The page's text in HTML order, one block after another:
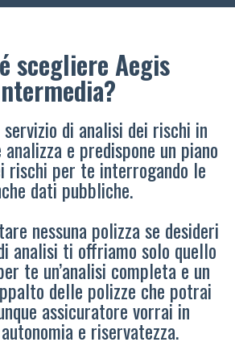
scegliere Aegis
di analisi dei rischi in
e predispone un piano
rischi per te interrogando le
dati pubbliche.
nessuna polizza se desideri
analisi ti offriamo solo quello
te un’analisi completa e un
delle polizze che potrai
assicuratore vorrai in
e riservatezza.